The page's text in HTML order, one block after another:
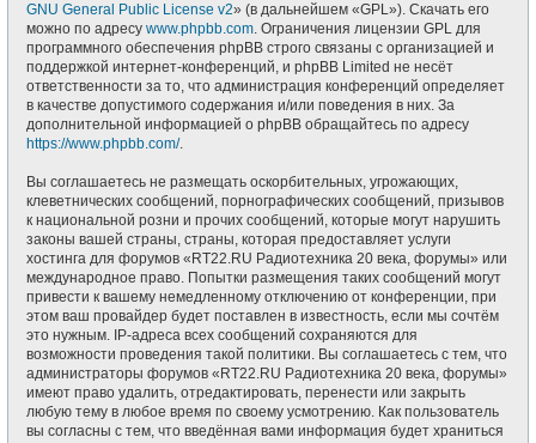
GNU General Public License v2» (в дальнейшем «GPL»). Скачать его
можно по адресу www.phpbb.com. Ограничения лицензии GPL для
программного обеспечения phpBB строго связаны с организацией и
поддержкой интернет-конференций, и phpBB Limited не несёт
ответственности за то, что администрация конференций определяет
в качестве допустимого содержания и/или поведения в них. За
дополнительной информацией о phpBB обращайтесь по адресу
https://www.phpbb.com/.
Вы соглашаетесь не размещать оскорбительных, угрожающих,
клеветнических сообщений, порнографических сообщений, призывов
к национальной розни и прочих сообщений, которые могут нарушить
законы вашей страны, страны, которая предоставляет услуги
хостинга для форумов «RT22.RU Радиотехника 20 века, форумы» или
международное право. Попытки размещения таких сообщений могут
привести к вашему немедленному отключению от конференции, при
этом ваш провайдер будет поставлен в известность, если мы сочтём
это нужным. IP-адреса всех сообщений сохраняются для
возможности проведения такой политики. Вы соглашаетесь с тем, что
администраторы форумов «RT22.RU Радиотехника 20 века, форумы»
имеют право удалить, отредактировать, перенести или закрыть
любую тему в любое время по своему усмотрению. Как пользователь
вы согласны с тем, что введённая вами информация будет храниться